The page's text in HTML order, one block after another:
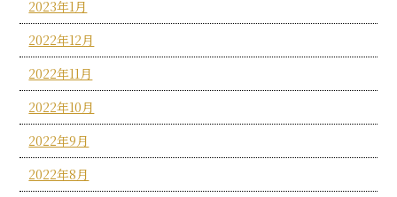
2023年1月
2022年12月
2022年11月
2022年10月
2022年9月
2022年8月